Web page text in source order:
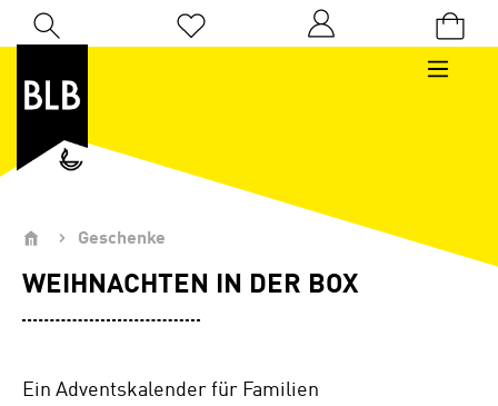
Zum Hauptinhalt springen
Du hast 0 Produkte auf dem Merkzettel
Geschenke
WEIHNACHTEN IN DER BOX
Ein Adventskalender für Familien